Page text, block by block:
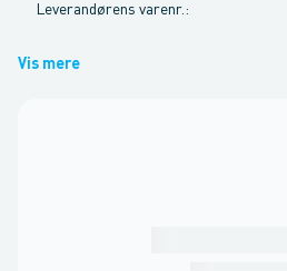
Leverandørens varenr. :
Vis mere